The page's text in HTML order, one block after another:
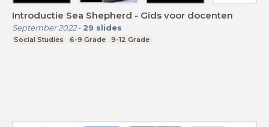
Introductie Sea Shepherd - Gids voor docenten
September 2022- 29 slides
Social Studies 6-9 Grade 9-12 Grade